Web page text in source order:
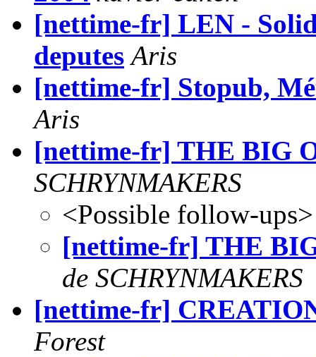
[nettime-fr] LEN -
deputes Aris
[nettime-fr] Stopub,
Aris
[nettime-fr] THE BIG
SCHRYNMAKERS
<Possible follow-ups>
[nettime-fr] THE
de SCHRYNMAKERS
[nettime-fr]
Forest